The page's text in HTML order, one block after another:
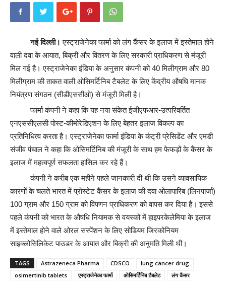
नई दिल्ली। एस्ट्राजेनेका फार्मा को लंग कैंसर के इलाज में इस्तेमाल होने
वाली दवा के आयात, बिक्री और वितरण के लिए सरकारी प्राधिकरण से मंजूरी
मिल गई है। एस्ट्राजेनेका इंडिया के अनुसार कंपनी को 40 मिलीग्राम और 80
मिलीग्राम की ताकत वाली ओसिमर्टिनिब टैबलेट के लिए केंद्रीय औषधि मानक
नियंत्रण संगठन (सीडीएससीओ) से मंजूरी मिली है।
फार्मा कंपनी ने कहा कि यह नया संकेत ईजीएफआर-उत्परिवर्तित
एनएससीएलसी पोस्ट-कीमोरेडिएशन के लिए बेहतर इलाज विकल्प का
प्रतिनिधित्व करता है। एस्ट्राजेनेका फार्मा इंडिया के कंट्री प्रेसिडेंट और एमडी
संजीव पंचाल ने कहा कि ओसिमर्टिनिब की मंजूरी के साथ हम फेफड़ों के कैंसर के
इलाज में महत्वपूर्ण सफलता हासिल कर रहे हैं।
कंपनी ने करीब एक महीने पहले जानकारी दी थी कि उसने व्यावसायिक
कारणों के चलते भारत में प्रोस्टेट कैंसर के इलाज की दवा ओलापारिब (लिनपार्जा)
100 ग्राम और 150 ग्राम को विपणन प्राधिकरण को वापस कर दिया है। इससे
पहले कंपनी को भारत के औषधि नियामक से वयस्कों में हाइपरकेलेमिया के इलाज
में इस्तेमाल होने वाले ओरल सस्पेंशन के लिए सोडियम जिरकोनियम
साइक्लोसिलिकेट पाउडर के आयात और बिक्री की अनुमति मिली थी।
TAGS Astrazeneca Pharma CDSCO
lung cancer drug
osimertinib tablets
एस्ट्राजेनेका फार्मा ओसिमर्टिनिब टैबलेट लंग कैंसर